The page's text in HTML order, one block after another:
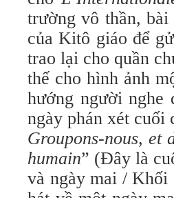
trường vô thần,
của Kitô giáo để
trao lại cho quần
thế cho hình ảnh
hướng người nghe
ngày phán xét cuối
Groupons-nous, et
humain” (Đây là
và ngày mai / Khối